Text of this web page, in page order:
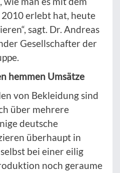
erlebt hat, heute
sagt. Dr. Andreas
Gesellschafter der
hemmen Umsätze
von Bekleidung sind
über mehrere
deutsche
überhaupt in
bei einer eilig
noch geraume